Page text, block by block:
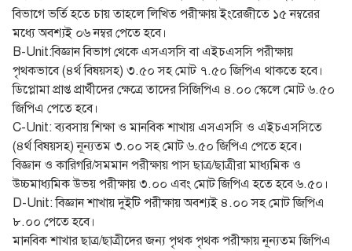
বিভাগে ভর্তি হতে চায় তাহলে লিখিত পরীক্ষায় ইংরেজীতে ১৫ নম্বরের
মধ্যে অবশ্যই ০৬ নম্বর পেতে হবে।
B-Unit:বিজ্ঞান বিভাগ থেকে এসএসসি বা এইচএসসি পরীক্ষায়
পৃথকভাবে (৪র্থ বিষয়সহ) ৩.৫০ সহ মোট ৭.৫০ জিপিএ থাকতে হবে।
ডিপ্লোমা প্রাপ্ত প্রার্থীদের ক্ষেত্রে তাদের সিজিপিএ ৪.০০ স্কেলে মোট ৬.৫০
জিপিএ পেতে হবে।
C-Unit: ব্যবসায় শিক্ষা ও মানবিক শাখায় এসএসসি ও এইচএসসিতে
(৪র্থ বিষয়সহ) নূন্যতম ৩.০০ সহ মোট ৬.৫০ জিপিএ পেতে হবে।
বিজ্ঞান ও কারিগরি/সমমান পরীক্ষায় পাস ছাত্র/ছাত্রীরা মাধ্যমিক ও
উচ্চমাধ্যমিক উভয় পরীক্ষায় ৩.০০ এবং মোট জিপিএ হতে হবে ৬.৫০।
D-Unit: বিজ্ঞান শাখায় দুইটি পরীক্ষায় অবশ্যই ৪.০০ সহ মোট জিপিএ
৮.০০ পেতে হবে।
মানবিক শাখার ছাত্র/ছাত্রীদের জন্য পৃথক পৃথক পরীক্ষায় নূন্যতম জিপিএ